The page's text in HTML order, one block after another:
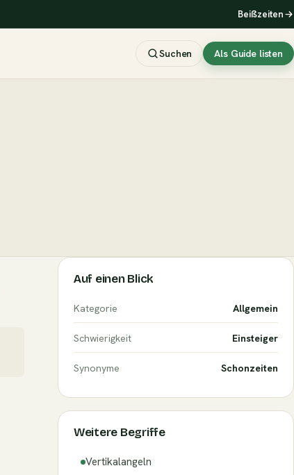
Beißzeiten
Suchen Als Guide listen
Auf einen Blick
Kategorie Allgemein
Schwierigkeit Einsteiger
Synonyme Schonzeiten
Weitere Begriffe
Vertikalangeln